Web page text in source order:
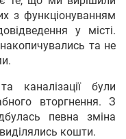
з функціонуванням
у місті.
та не
каналізації були
вторгнення. З
певна зміна
кошти.